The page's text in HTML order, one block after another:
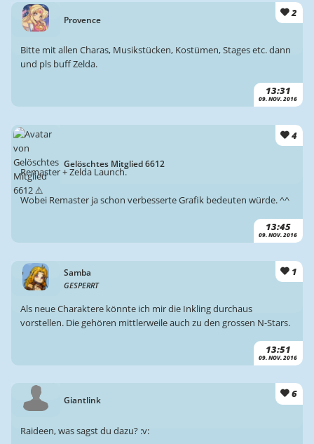
Provence
2
13:31
09. NOV. 2016
Bitte mit allen Charas, Musikstücken, Kostümen, Stages etc. dann
und pls buff Zelda.
Gelöschtes Mitglied 6612
4
13:45
09. NOV. 2016
Remaster + Zelda Launch.
Wobei Remaster ja schon verbesserte Grafik bedeuten würde. ^^
Samba
GESPERRT
1
13:51
09. NOV. 2016
Als neue Charaktere könnte ich mir die Inkling durchaus
vorstellen. Die gehören mittlerweile auch zu den grossen N-Stars.
Giantlink 6
Raideen, was sagst du dazu? :v: